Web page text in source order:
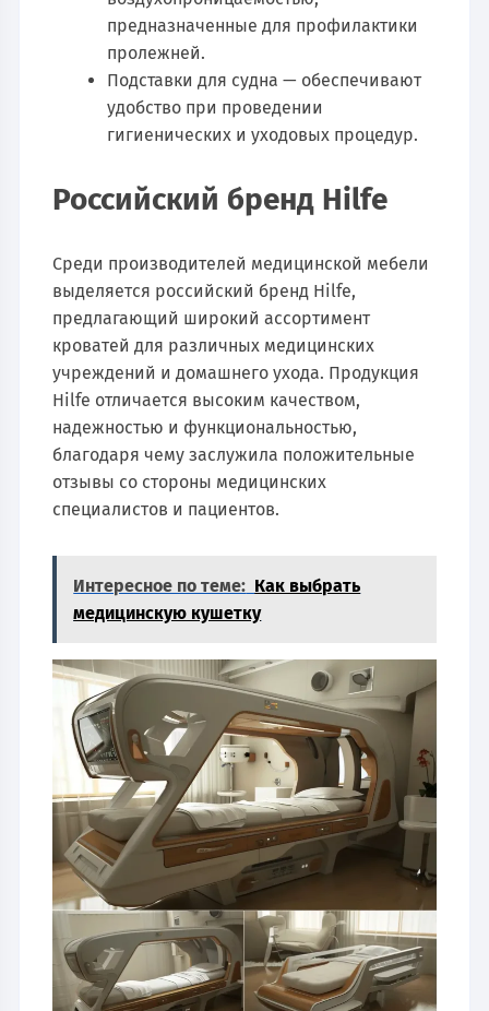
предназначенные для профилактики
пролежней.
Подставки для судна — обеспечивают
удобство при проведении
гигиенических и уходовых процедур.
Российский бренд Hilfe
Среди производителей медицинской мебели
выделяется российский бренд Hilfe,
предлагающий широкий ассортимент
кроватей для различных медицинских
учреждений и домашнего ухода. Продукция
Hilfe отличается высоким качеством,
надежностью и функциональностью,
благодаря чему заслужила положительные
отзывы со стороны медицинских
специалистов и пациентов.
Интересное по теме: Как выбрать
медицинскую кушетку